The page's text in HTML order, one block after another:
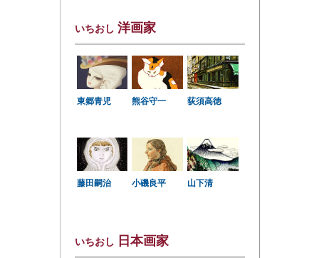
いちおし 洋画家
東郷青児 熊谷守一 荻須高徳
藤田嗣治 小磯良平 山下清
いちおし 日本画家